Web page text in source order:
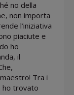
no della
non importa
l’iniziativa
piaciute e
ho
il
Tra i
ho trovato